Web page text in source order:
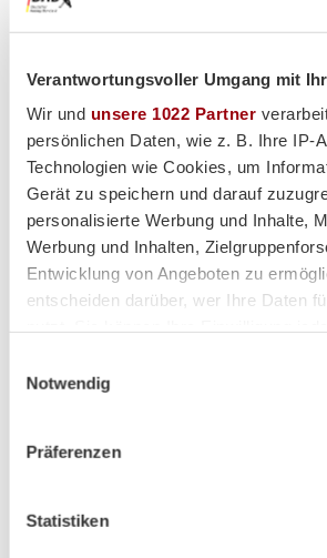
Verantwortungsvoller Umgang mit
Wir und unsere 1022 Partner
persönlichen Daten, wie z. B. Ihre IP-
Technologien wie Cookies, um
Gerät zu speichern und darauf
personalisierte Werbung und Inhalte,
Werbung und Inhalten,
Entwicklung von Angeboten zu
entscheiden darüber, wer Ihre Daten
Trigger Symbol ändern oder widerrufen
Informationen über Ihre
Ihr Gerät durch aktives Scannen
Merkmalen (Fingerprinting)
Notwendig
Präferenzen
Statistiken
Hauptpartner
Premium-Partner